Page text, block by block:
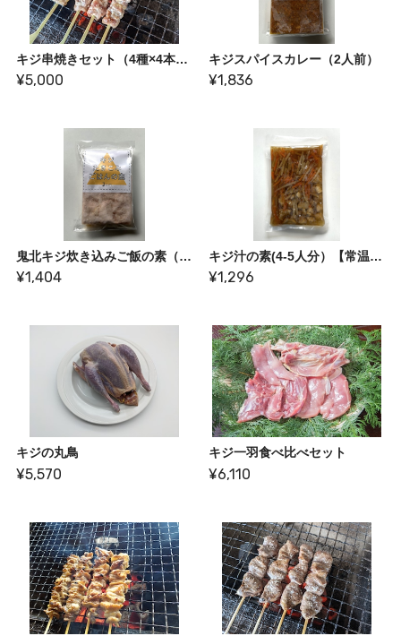
キジ串焼きセット（4種×4本入り）
¥5,000
キジスパイスカレー（2人前）
¥1,836
鬼北キジ炊き込みご飯の素（3合用）
¥1,404
キジ汁の素(4-5人分）【常温商品】
¥1,296
キジの丸鳥
¥5,570
キジ一羽食べ比べセット
¥6,110